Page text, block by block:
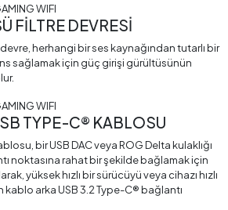
FİLTRE DEVRESİ
herhangi bir ses kaynağından tutarlı bir
sağlamak için güç girişi gürültüsünün
TYPE-C® KABLOSU
bir USB DAC veya ROG Delta kulaklığı
noktasına rahat bir şekilde bağlamak için
yüksek hızlı bir sürücüyü veya cihazı hızlı
arka USB 3.2 Type-C® bağlantı